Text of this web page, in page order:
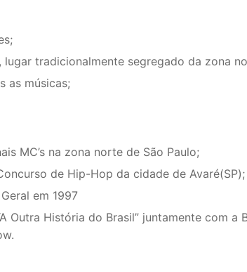
lugar tradicionalmente segregado da zona
as músicas;
MC’s na zona norte de São Paulo;
de Hip-Hop da cidade de Avaré(SP);
em 1997
Outra História do Brasil” juntamente com a